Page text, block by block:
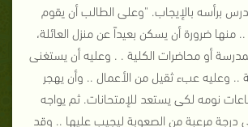
برأسه بالإيجاب. "وعلى الطالب أن يقوم
منها ضرورة أن يسكن بعيداً عن منزل العائلة،
أو محاضرات الكلية . . وعليه أن يستغنى
.. وعليه عبء ثقيل من الأعمال .. وأن يهجر
نومه لكى يستعد للإمتحانات. ثم يواجه
درجة مرعبة من الصعوبة ليجيب عليها .. وقد